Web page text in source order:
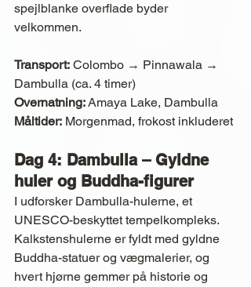
spejlblanke overflade byder
velkommen.
Transport: Colombo → Pinnawala →
Dambulla (ca. 4 timer)
Overnatning: Amaya Lake, Dambulla
Måltider: Morgenmad, frokost inkluderet
Dag 4: Dambulla – Gyldne
huler og Buddha-figurer
I udforsker Dambulla-hulerne, et
UNESCO-beskyttet tempelkompleks.
Kalkstenshulerne er fyldt med gyldne
Buddha-statuer og vægmalerier, og
hvert hjørne gemmer på historie og